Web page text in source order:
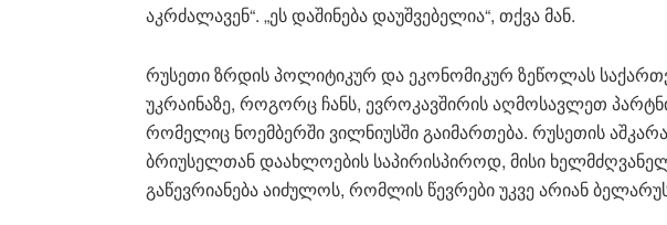
აკრძალავენ“. „ეს დაშინება დაუშვებელია“, თქვა მან.
რუსეთი ზრდის პოლიტიკურ და ეკონომიკურ ზეწოლას
უკრაინაზე, როგორც ჩანს, ევროკავშირის აღმოსავლეთ
რომელიც ნოემბერში ვილნიუსში გაიმართება. რუსეთის აშკარა
ბრიუსელთან დაახლოების საპირისპიროდ, მისი
გაწევრიანება აიძულოს, რომლის წევრები უკვე არიან